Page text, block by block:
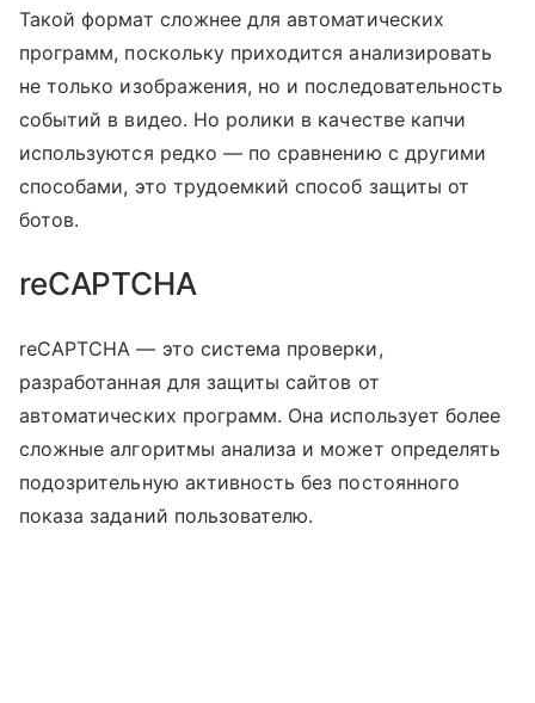
Такой формат сложнее для автоматических
программ, поскольку приходится анализировать
не только изображения, но и последовательность
событий в видео. Но ролики в качестве капчи
используются редко — по сравнению с другими
способами, это трудоемкий способ защиты от
ботов.
reCAPTCHA
reCAPTCHA — это система проверки,
разработанная для защиты сайтов от
автоматических программ. Она использует более
сложные алгоритмы анализа и может определять
подозрительную активность без постоянного
показа заданий пользователю.